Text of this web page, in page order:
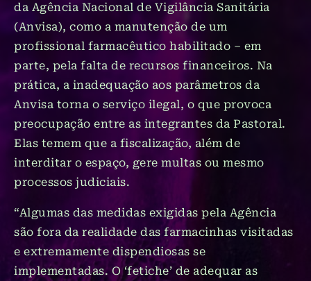
da Agência Nacional de Vigilância Sanitária
(Anvisa), como a manutenção de um
profissional farmacêutico habilitado – em
parte, pela falta de recursos financeiros. Na
prática, a inadequação aos parâmetros da
Anvisa torna o serviço ilegal, o que provoca
preocupação entre as integrantes da Pastoral.
Elas temem que a fiscalização, além de
interditar o espaço, gere multas ou mesmo
processos judiciais.
“Algumas das medidas exigidas pela Agência
são fora da realidade das farmacinhas visitadas
e extremamente dispendiosas se
implementadas. O ‘fetiche’ de adequar as